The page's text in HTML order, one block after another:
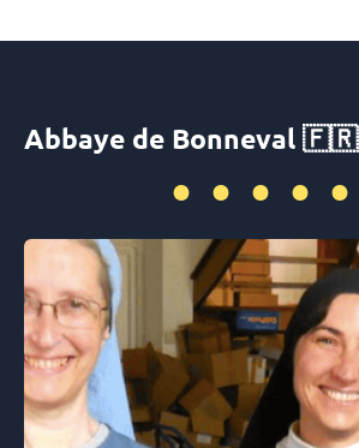
Abbaye de Bonneval 🇫🇷
•••••